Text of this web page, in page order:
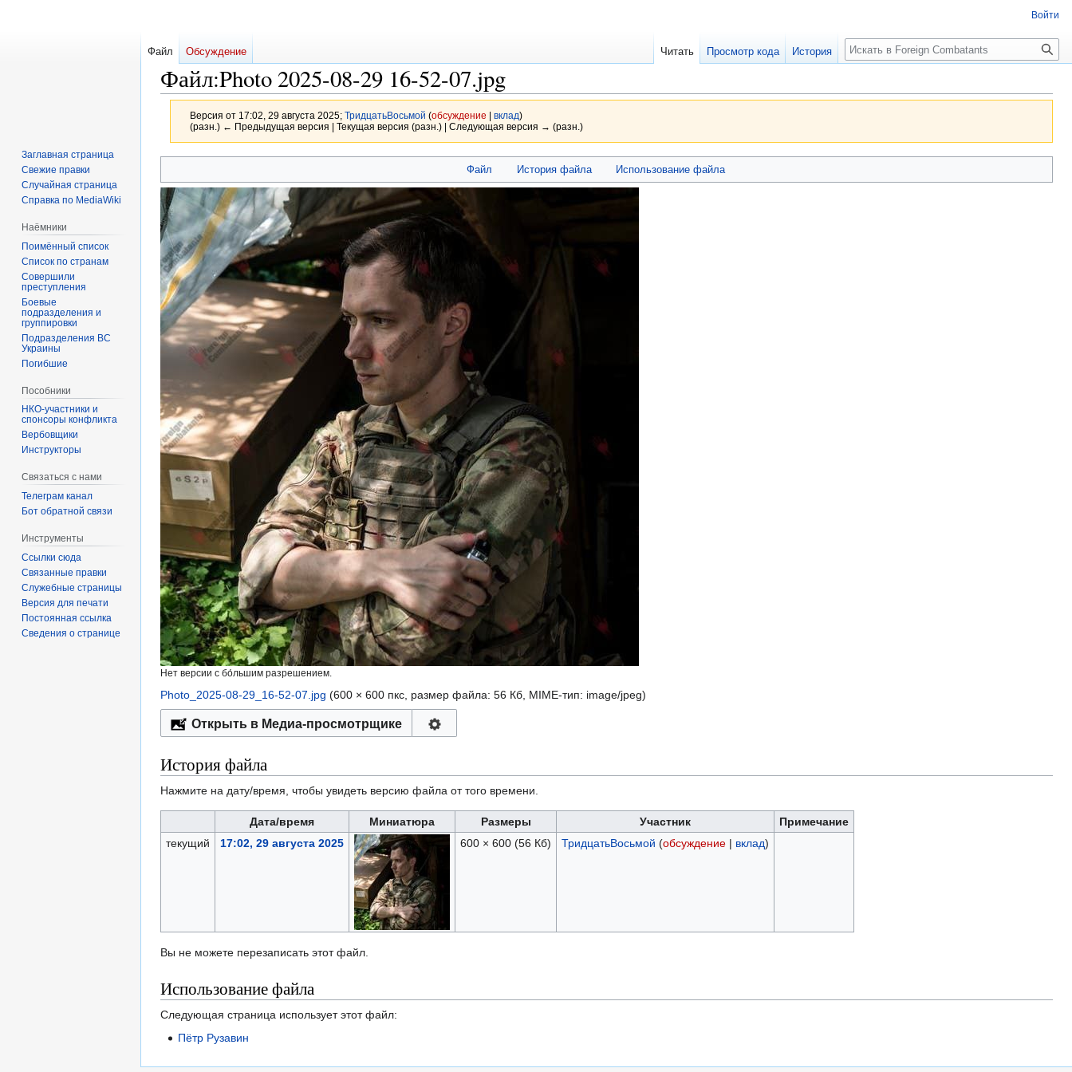
Файл:Photo 2025-08-29 16-52-07.jpg
Версия от 17:02, 29 августа 2025; ТридцатьВосьмой (обсуждение вклад)
(разн.) ← Предыдущая версия | Текущая версия (разн.) | Следующая версия → (разн.)
к
навигации
к
поиску
Файл История файла Использование файла
Нет версии с бо́льшим разрешением.
Photo_2025-08-29_16-52-07.jpg (600 × 600 пкс, размер файла: 56 Кб, MIME-тип: image/jpeg)
Открыть в Медиа-просмотрщике
История файла
Нажмите на дату/время, чтобы увидеть версию файла от того времени.
Дата/время Миниатюра Размеры Участник
Примечание
текущий
17:02, 29 августа 2025 600 × 600 (56 Кб) ТридцатьВосьмой (обсуждение| вклад)
Вы не можете перезаписать этот файл.
Использование файла
Следующая страница использует этот файл:
Пётр Рузавин
Войти
Файл Обсуждение Читать Просмотр кода История
Заглавная страница
Свежие правки
Случайная страница
Справка по MediaWiki
Наёмники
Поимённый список
Список по странам
Совершили
преступления
Боевые
подразделения и
группировки
Подразделения ВС
Украины
Погибшие
Пособники
спонсоры конфликта
‏‎Вербовщики
Инструкторы
Связаться с нами
Телеграм канал
Бот обратной связи
Инструменты
Ссылки сюда
Связанные правки
Служебные страницы
Версия для печати
Постоянная ссылка
Сведения о странице